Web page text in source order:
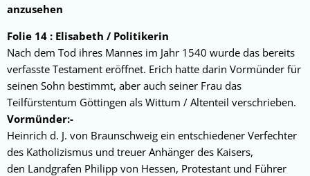
anzusehen
Folie 14 : Elisabeth / Politikerin
Nach dem Tod ihres Mannes im Jahr 1540 wurde das bereits
verfasste Testament eröffnet. Erich hatte darin Vormünder für
seinen Sohn bestimmt, aber auch seiner Frau das
Teilfürstentum Göttingen als Wittum / Altenteil verschrieben.
Vormünder:-
Heinrich d. J. von Braunschweig ein entschiedener Verfechter
des Katholizismus und treuer Anhänger des Kaisers,
den Landgrafen Philipp von Hessen, Protestant und Führer